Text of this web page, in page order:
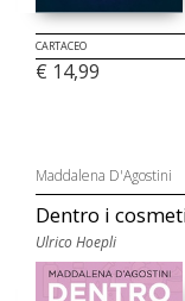
CARTACEO
€ 14,99
Maddalena D'Agostini
Dentro i
Ulrico Hoepli